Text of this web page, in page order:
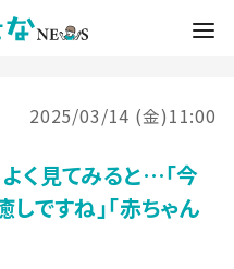
2025/03/14 (金)11:00
く見てみると…「今
ですね」「赤ちゃん